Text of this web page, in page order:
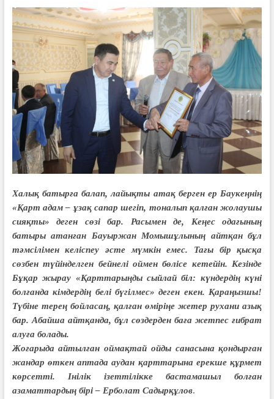
Халық батырға балап, лайықты атақ берген ер Баукеңнің
«Қарт адам – ұзақ сапар шегіп, тоналып қалған жолаушы
сияқты» деген сөзі бар. Расымен де, Кеңес одағының
батыры атанған Бауыржан Момышұлының айтқан бұл
тәмсілімен келіспеу әсте мүмкін емес. Тағы бір қысқа
сөзбен түйінделген бейнелі оймен бөлісе кетейін. Кезінде
Бұқар жырау «Қарттарыңды сыйлай біл: күндердің күні
болғанда кімдердің белі бүгілмес» деген екен. Қараңызшы!
Түбіне терең бойласаң, қалған өміріңе жетер рухани азық
бар. Абайша айтқанда, бұл сөздерден баға жетпес ғибрат
алуға болады.
Жоғарыда айтылған оймақтай ойды санасына қондырған
жандар өткен аптада аудан қарттарына ерекше құрмет
көрсетті. Інілік ізеттілікке бастамашыл болған
азаматтардың бірі – Ерболат Садырқұлов.